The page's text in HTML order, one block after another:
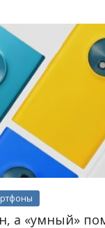
а «умный»